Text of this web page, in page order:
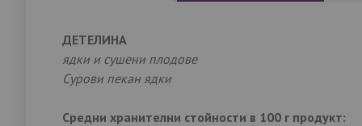
ДЕТЕЛИНА
ядки и сушени плодове
Сурови пекан ядки
Средни хранителни стойности в 100 г продукт: